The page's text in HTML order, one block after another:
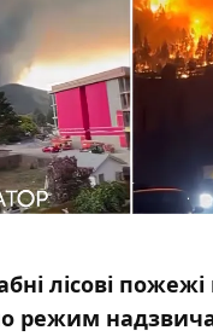
лісові пожежі
режим